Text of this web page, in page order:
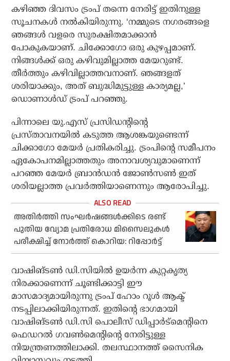
കഴിഞ്ഞ ദിവസം ട്രംപ് തന്നെ നേരിട്ട് ഇതിനുള്ള
സൂചനകള്‍ നല്‍കിയിരുന്നു. ‘നമ്മുടെ നഗരങ്ങളെ
ഞങ്ങള്‍ വളരെ സുരക്ഷിതമാക്കാന്‍
പോകുകയാണ്. ചിക്കോഗോ ഒരു കുഴപ്പമാണ്.
നിങ്ങള്‍ക്ക് ഒരു കഴിവുമില്ലാത്ത മേയറുണ്ട്.
തീര്‍ത്തും കഴിവില്ലാത്തവനാണ്. ഞങ്ങളത്
ശരിയാക്കും, അത് ബുദ്ധിമുട്ടുള്ള കാര്യമല്ല,’
ഡൊണാള്‍ഡ് ട്രംപ് പറഞ്ഞു.
പിന്നാലെ യു.എസ് പ്രസിഡന്റിന്റെ
പ്രസ്താവനയില്‍ കടുത്ത ആശങ്കയുണ്ടെന്ന്
ചിക്കാഗോ മേയര്‍ പ്രതികരിച്ചു. ട്രംപിന്റെ സമീപനം
ഏകോപനമില്ലാത്തതും അനാവശ്യവുമാണെന്ന്
പറഞ്ഞ മേയര്‍ ബ്രാന്‍ഡന്‍ ജോണ്‍സണ്‍ ഇത്
ശരിയല്ലാത്ത പ്രവര്‍ത്തിയാണെന്നും ആരോപിച്ചു.
അതിര്‍ത്തി സംഘര്‍ഷങ്ങള്‍ക്കിടെ രണ്ട്
പുതിയ വ്യോമ പ്രതിരോധ മിസൈലുകള്‍
പരീക്ഷിച്ച് നോര്‍ത്ത് കൊറിയ: റിപ്പോര്‍ട്ട്
വാഷിങ്ടണ്‍ ഡി.സിയില്‍ ഉയര്‍ന്ന കുറ്റകൃത്യ
നിരക്കാണെന്ന് ചൂണ്ടിക്കാട്ടി ഈ
മാസമാദ്യമായിരുന്നു ട്രംപ് ഹോം റൂള്‍ ആക്ട്
നടപ്പിലാക്കിയിരുന്നത്. ഇതിന്റെ ഭാഗമായി
വാഷിങ്ടണ്‍ ഡി.സി പൊലീസ് ഡിപ്പാര്‍ട്‌മെന്റിനെ
ഫെഡറല്‍ ഗവണ്‍മെന്റിന്റെ നേരിട്ടുള്ള
നിയന്ത്രണത്തിലാക്കി. തലസ്ഥാനത്ത് സൈനിക